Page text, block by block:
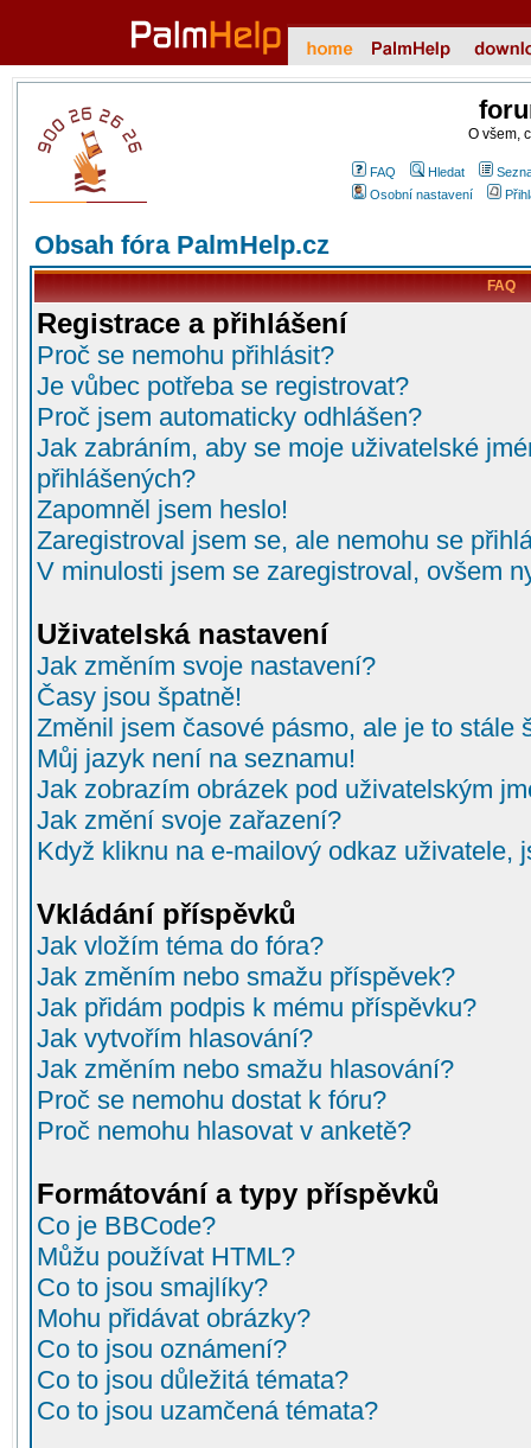
O všem,
FAQ Hledat
Osobní nastavení
Obsah fóra PalmHelp.cz
FAQ
Registrace a přihlášení
Proč se nemohu přihlásit?
Je vůbec potřeba se registrovat?
Proč jsem automaticky odhlášen?
Jak zabráním, aby se moje uživatelské
přihlášených?
Zapomněl jsem heslo!
Zaregistroval jsem se, ale nemohu se
V minulosti jsem se zaregistroval, ovšem
Uživatelská nastavení
Jak změním svoje nastavení?
Časy jsou špatně!
Změnil jsem časové pásmo, ale je to stále
Můj jazyk není na seznamu!
Jak zobrazím obrázek pod uživatelským
Jak změní svoje zařazení?
Když kliknu na e-mailový odkaz uživatele,
Vkládání příspěvků
Jak vložím téma do fóra?
Jak změním nebo smažu příspěvek?
Jak přidám podpis k mému příspěvku?
Jak vytvořím hlasování?
Jak změním nebo smažu hlasování?
Proč se nemohu dostat k fóru?
Proč nemohu hlasovat v anketě?
Formátování a typy příspěvků
Co je BBCode?
Můžu používat HTML?
Co to jsou smajlíky?
Mohu přidávat obrázky?
Co to jsou oznámení?
Co to jsou důležitá témata?
Co to jsou uzamčená témata?